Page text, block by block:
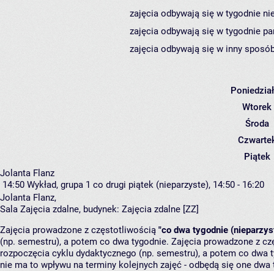
zajęcia odbywają się w tygodnie
zajęcia odbywają się w tygodnie
zajęcia odbywają się w inny
Wtorek
Środa
Piątek
Jolanta Flanz
14:50 Wykład, grupa 1 co drugi piątek (nieparzyste), 14:50 - 16:20
Jolanta Flanz,
Sala Zajęcia zdalne, budynek: Zajęcia zdalne [ZZ]
Zajęcia prowadzone z częstotliwością "co dwa tygodnie
(np. semestru), a potem co dwa tygodnie. Zajęcia prowadzone z
rozpoczęcia cyklu dydaktycznego (np. semestru), a potem co
nie ma to wpływu na terminy kolejnych zajęć - odbędą się one